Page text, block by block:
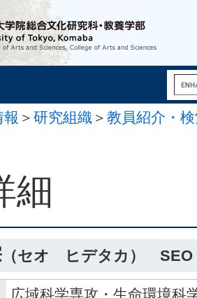
報 ＞ 研究組織 ＞ 教員紹介・
細
（セオ ヒデタカ）
広域科学専攻・生命環境科